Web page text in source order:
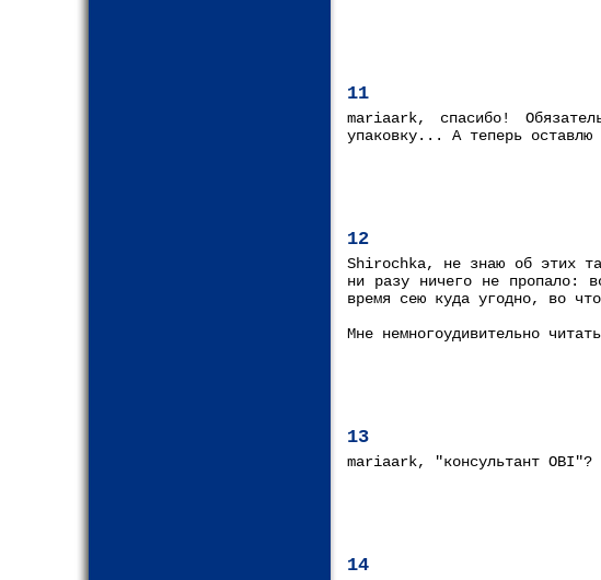
11
mariaark, спасибо!
упаковку... А теперь оставлю
12
Shirochka, не знаю об этих
ни разу ничего не пропало:
время сею куда угодно, во
Мне немногоудивительно
13
mariaark, "консультант OBI"?
14